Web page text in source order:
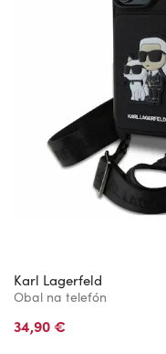
Karl Lagerfeld
Obal na telefón
34,90 €